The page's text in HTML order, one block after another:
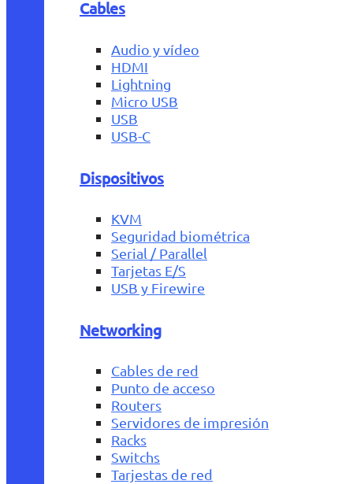
Cables
Audio y vídeo
HDMI
Lightning
Micro USB
USB
USB-C
Dispositivos
KVM
Seguridad biométrica
Serial / Parallel
Tarjetas E/S
USB y Firewire
Networking
Cables de red
Punto de acceso
Routers
Servidores de impresión
Racks
Switchs
Tarjestas de red